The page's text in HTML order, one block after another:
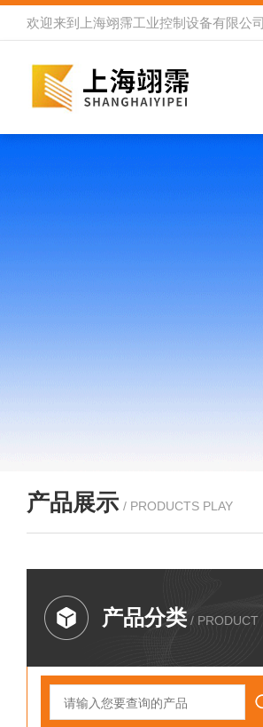
欢迎来到 上海翊霈工业控制设备有限公司
产品展示 / PRODUCTS PLAY
产品分类 / PRODUCT